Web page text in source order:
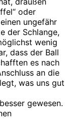
oder
ungefähr
der Schlange,
wenig
dass der Ball
es nach
an die
was uns gut
gewesen.